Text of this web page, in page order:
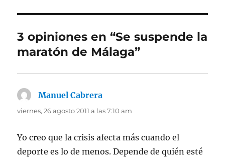
3 opiniones en “Se suspende la
maratón de Málaga”
Manuel Cabrera
viernes, 26 agosto 2011 a las 7:10 am
Yo creo que la crisis afecta más cuando el
deporte es lo de menos. Depende de quién esté